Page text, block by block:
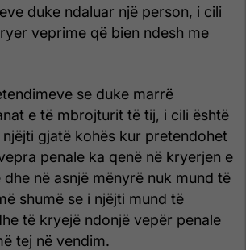
duke ndaluar një person, i cili
veprime që bien ndesh me
se duke marrë
e të mbrojturit të tij, i cili është
gjatë kohës kur pretendohet
penale ka qenë në kryerjen e
në asnjë mënyrë nuk mund të
shumë se i njëjti mund të
të kryejë ndonjë vepër penale
tej në vendim.